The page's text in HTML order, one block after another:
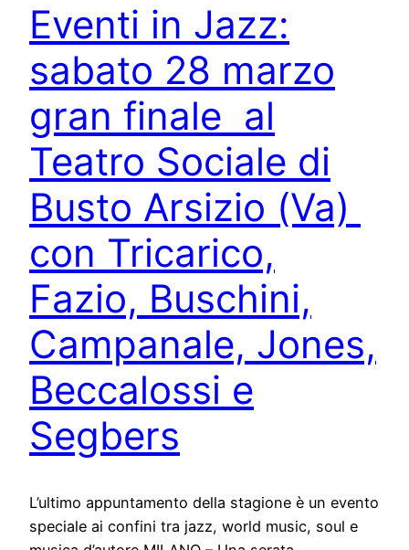
Eventi in Jazz:
sabato 28 marzo
gran finale al
Teatro Sociale di
Busto Arsizio (Va)
con Tricarico,
Fazio, Buschini,
Campanale, Jones,
Beccalossi e
Segbers
L’ultimo appuntamento della stagione è un evento
speciale ai confini tra jazz, world music, soul e